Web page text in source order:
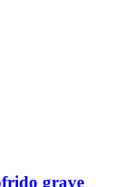
grave